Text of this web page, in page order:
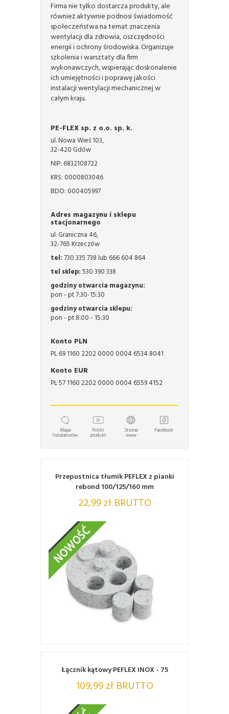
Firma nie tylko dostarcza produkty, ale
również aktywnie podnosi świadomość
społeczeństwa na temat znaczenia
wentylacji dla zdrowia, oszczędności
energii i ochrony środowiska. Organizuje
szkolenia i warsztaty dla firm
wykonawczych, wspierając doskonalenie
ich umiejętności i poprawę jakości
instalacji wentylacji mechanicznej w
całym kraju.
PE-FLEX sp. z o.o. sp. k.
ul. Nowa Wieś 103,
32-420 Gdów
NIP: 6832108722
KRS: 0000803046
BDO: 000405997
Adres magazynu i sklepu
stacjonarnego
ul. Graniczna 46,
32-765 Krzeczów
tel:730 335 738 lub 666 604 864
tel sklep:530 390 338
godziny otwarcia magazynu:
pon - pt 7:30-15:30
godziny otwarcia sklepu:
pon - pt 8:00 - 15:30
Konto PLN
PL 69 1160 2202 0000 0004 6534 8041
Konto EUR
PL 57 1160 2202 0000 0004 6559 4152
Mapa
Instalatorów
Polski
produkt
Strona
www
Facebook
Przepustnica tłumik PEFLEX z pianki
rebond 100/125/160 mm
22,99 zł BRUTTO
ZOBACZ
Łącznik kątowy PEFLEX INOX - 75
109,99 zł BRUTTO